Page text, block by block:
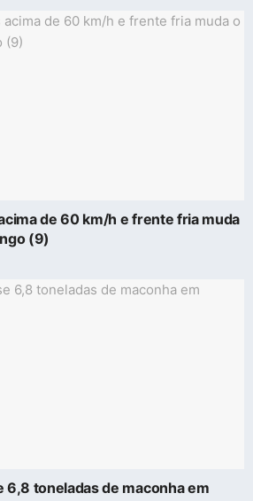
de 60 km/h e frente fria muda
(9)
6,8 toneladas de maconha em